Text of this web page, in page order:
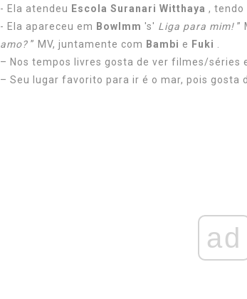
- Ela atendeu Escola Suranari Witthaya , tendo
- Ela apareceu em Bowlmm 's' Liga para mim! ”
amo? ” MV, juntamente com Bambi e Fuki
– Nos tempos livres gosta de ver filmes/séries
– Seu lugar favorito para ir é o mar, pois gosta
ad